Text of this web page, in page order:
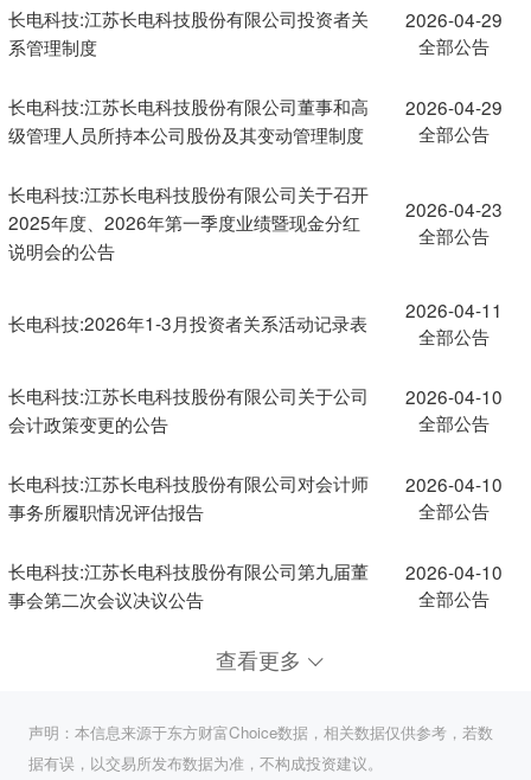
长电科技:江苏长电科技股份有限公司投资者关
系管理制度
2026-04-29
全部公告
长电科技:江苏长电科技股份有限公司董事和高
级管理人员所持本公司股份及其变动管理制度
2026-04-29
全部公告
长电科技:江苏长电科技股份有限公司关于召开
2025年度、2026年第一季度业绩暨现金分红
说明会的公告
2026-04-23
全部公告
长电科技:2026年1-3月投资者关系活动记录表
2026-04-11
全部公告
长电科技:江苏长电科技股份有限公司关于公司
会计政策变更的公告
2026-04-10
全部公告
长电科技:江苏长电科技股份有限公司对会计师
事务所履职情况评估报告
2026-04-10
全部公告
长电科技:江苏长电科技股份有限公司第九届董
事会第二次会议决议公告
2026-04-10
全部公告
查看更多
声明：本信息来源于东方财富Choice数据，相关数据仅供参考，若数
据有误，以交易所发布数据为准，不构成投资建议。